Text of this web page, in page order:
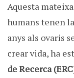
Aquesta
humans tenen
anys als ovaris
crear vida, ha
de Recerca